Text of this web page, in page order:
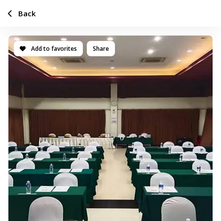
Add to favorites Share
Back